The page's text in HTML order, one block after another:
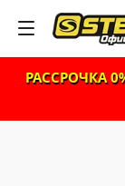
РАССРОЧКА